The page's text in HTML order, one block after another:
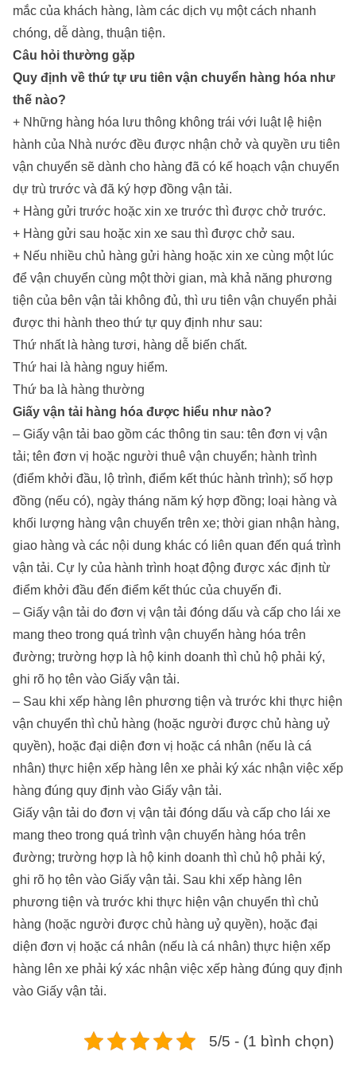
mắc của khách hàng, làm các dịch vụ một cách nhanh
chóng, dễ dàng, thuận tiện.
Câu hỏi thường gặp
Quy định về thứ tự ưu tiên vận chuyển hàng hóa như
thế nào?
+ Những hàng hóa lưu thông không trái với luật lệ hiện
hành của Nhà nước đều được nhận chở và quyền ưu tiên
vận chuyển sẽ dành cho hàng đã có kế hoạch vận chuyển
dự trù trước và đã ký hợp đồng vận tải.
+ Hàng gửi trước hoặc xin xe trước thì được chở trước.
+ Hàng gửi sau hoặc xin xe sau thì được chở sau.
+ Nếu nhiều chủ hàng gửi hàng hoặc xin xe cùng một lúc
để vận chuyển cùng một thời gian, mà khả năng phương
tiện của bên vận tải không đủ, thì ưu tiên vận chuyển phải
được thi hành theo thứ tự quy định như sau:
Thứ nhất là hàng tươi, hàng dễ biến chất.
Thứ hai là hàng nguy hiểm.
Thứ ba là hàng thường
Giấy vận tải hàng hóa được hiểu như nào?
– Giấy vận tải bao gồm các thông tin sau: tên đơn vị vận
tải; tên đơn vị hoặc người thuê vận chuyển; hành trình
(điểm khởi đầu, lộ trình, điểm kết thúc hành trình); số hợp
đồng (nếu có), ngày tháng năm ký hợp đồng; loại hàng và
khối lượng hàng vận chuyển trên xe; thời gian nhận hàng,
giao hàng và các nội dung khác có liên quan đến quá trình
vận tải. Cự ly của hành trình hoạt động được xác định từ
điểm khởi đầu đến điểm kết thúc của chuyến đi.
– Giấy vận tải do đơn vị vận tải đóng dấu và cấp cho lái xe
mang theo trong quá trình vận chuyển hàng hóa trên
đường; trường hợp là hộ kinh doanh thì chủ hộ phải ký,
ghi rõ họ tên vào Giấy vận tải.
– Sau khi xếp hàng lên phương tiện và trước khi thực hiện
vận chuyển thì chủ hàng (hoặc người được chủ hàng uỷ
quyền), hoặc đại diện đơn vị hoặc cá nhân (nếu là cá
nhân) thực hiện xếp hàng lên xe phải ký xác nhận việc xếp
hàng đúng quy định vào Giấy vận tải.
Giấy vận tải do đơn vị vận tải đóng dấu và cấp cho lái xe
mang theo trong quá trình vận chuyển hàng hóa trên
đường; trường hợp là hộ kinh doanh thì chủ hộ phải ký,
ghi rõ họ tên vào Giấy vận tải. Sau khi xếp hàng lên
phương tiện và trước khi thực hiện vận chuyển thì chủ
hàng (hoặc người được chủ hàng uỷ quyền), hoặc đại
diện đơn vị hoặc cá nhân (nếu là cá nhân) thực hiện xếp
hàng lên xe phải ký xác nhận việc xếp hàng đúng quy định
vào Giấy vận tải.
5/5 - (1 bình chọn)